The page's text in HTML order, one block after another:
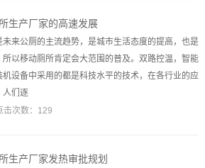
生产厂家的高速发展
来公厕的主流趋势，是城市生活态度的提高，也是
以移动厕所肯定会大范围的普及。双路控温，智能
设备中采用的都是科技水平的技术，在各行业的应
人们逐
次数：129
生产厂家发热审批规划